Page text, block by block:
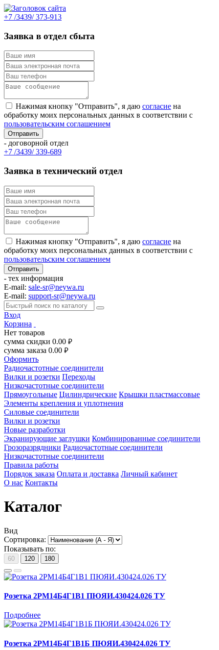
+7 /3439/ 373-913
Заявка в отдел сбыта
Нажимая кнопку "Отправить", я даю согласие на
обработку моих персональных данных в соответствии с
пользовательским соглашением
- договорной отдел
+7 /3439/ 339-689
Заявка в технический отдел
Нажимая кнопку "Отправить", я даю согласие на
обработку моих персональных данных в соответствии с
пользовательским соглашением
- тех информация
E-mail: sale-sr@neywa.ru
E-mail: support-sr@neywa.ru
Вход
Корзина
Нет товаров
сумма скидки 0.00 руб.
сумма заказа 0.00 руб.
Оформить
Радиочастотные соединители
Вилки и розетки Переходы
Низкочастотные соединители
Прямоугольные Цилиндрические Крышки пластмассовые
Элементы крепления и уплотнения
Силовые соединители
Вилки и розетки
Новые разработки
Экранирующие заглушки Комбинированные соединители
Грозоразрядники Радиочастотные соединители
Низкочастотные соединители
Правила работы
Порядок заказа Оплата и доставка Личный кабинет
О нас Контакты
Каталог
Вид
Сортировка:
Показывать по:
60 120 180
Розетка 2РМ14Б4Г1В1 ПЮЯИ.430424.026 ТУ
Подробнее
Розетка 2РМ14Б4Г1В1Б ПЮЯИ.430424.026 ТУ